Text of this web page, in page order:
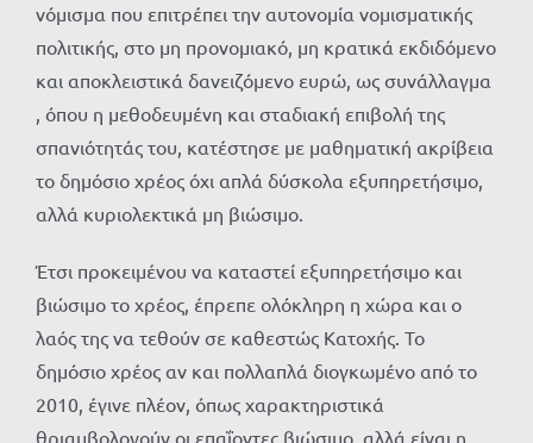
νόμισμα που επιτρέπει την αυτονομία νομισματικής
πολιτικής, στο μη προνομιακό, μη κρατικά εκδιδόμενο
και αποκλειστικά δανειζόμενο ευρώ, ως συνάλλαγμα
, όπου η μεθοδευμένη και σταδιακή επιβολή της
σπανιότητάς του, κατέστησε με μαθηματική ακρίβεια
το δημόσιο χρέος όχι απλά δύσκολα εξυπηρετήσιμο,
αλλά κυριολεκτικά μη βιώσιμο.
Έτσι προκειμένου να καταστεί εξυπηρετήσιμο και
βιώσιμο το χρέος, έπρεπε ολόκληρη η χώρα και ο
λαός της να τεθούν σε καθεστώς Κατοχής. Το
δημόσιο χρέος αν και πολλαπλά διογκωμένο από το
2010, έγινε πλέον, όπως χαρακτηριστικά
θριαμβολογούν οι επαΐοντες βιώσιμο, αλλά είναι η